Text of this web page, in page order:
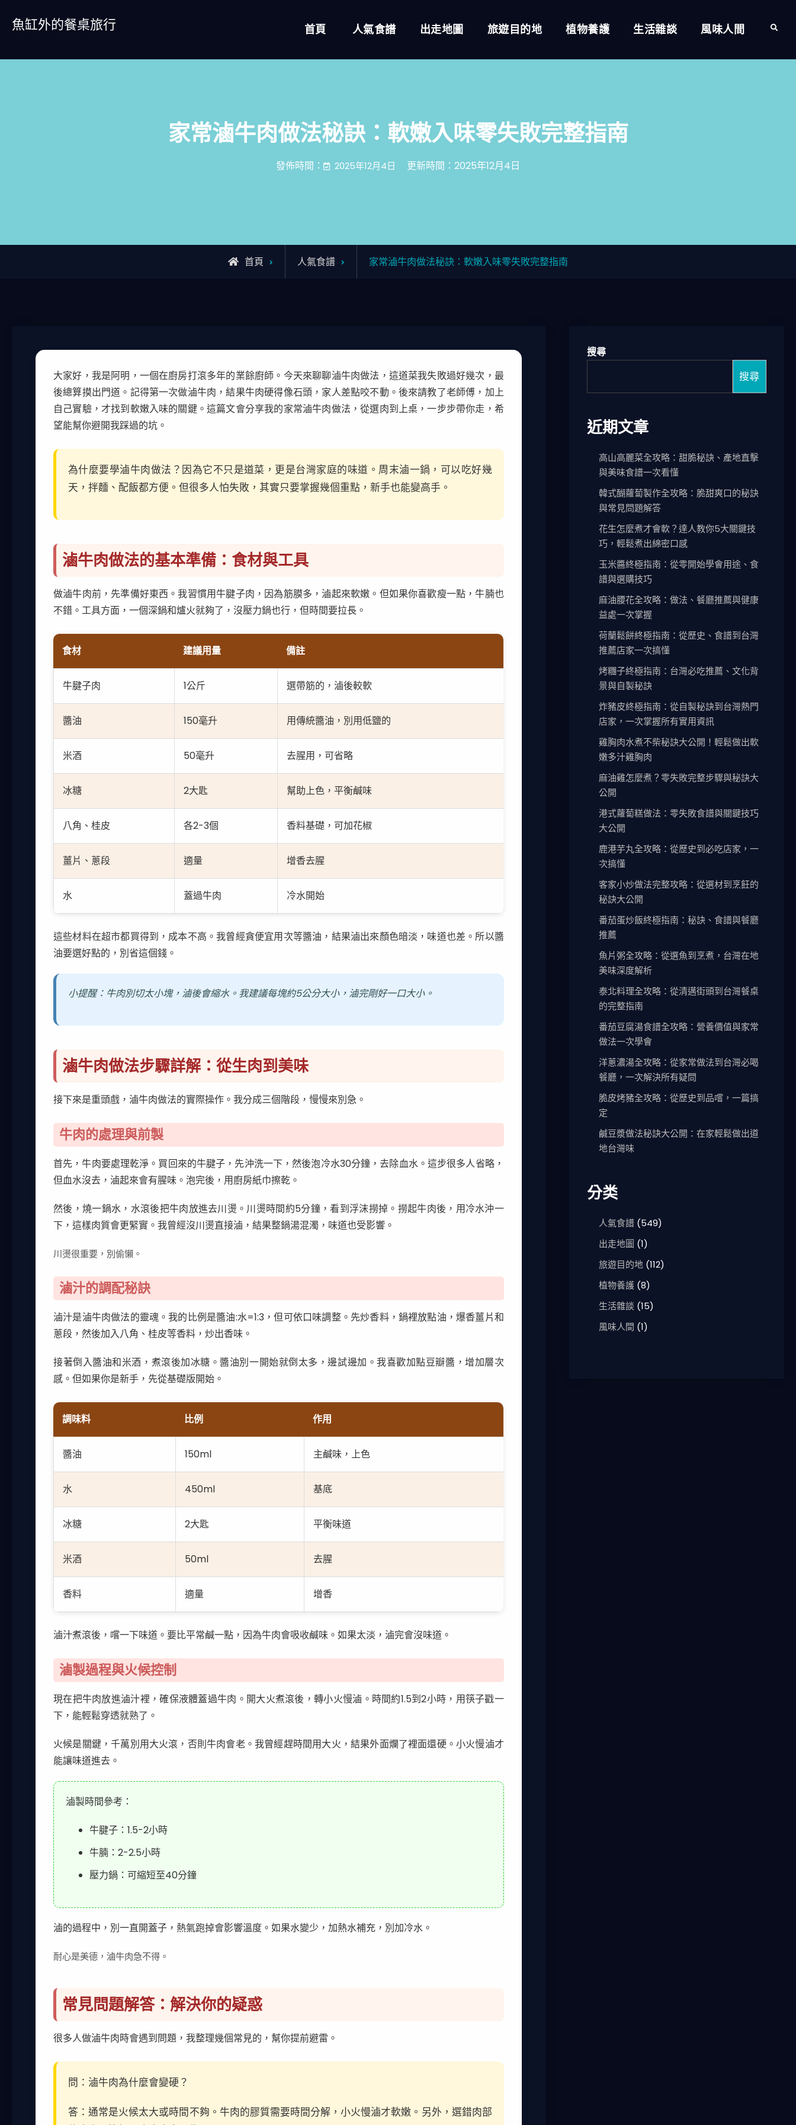
魚缸外的餐桌旅行 首頁 人氣食譜 出走地圖 旅遊目的地 植物養護 生活雜談 風味人間 Search
家常滷牛肉做法秘訣：軟嫩入味零失敗完整指南
發佈時間： 2025年12月4日 更新時間：2025年12月4日
首頁 人氣食譜 家常滷牛肉做法秘訣：軟嫩入味零失敗完整指南
大家好，我是阿明，一個在廚房打滾多年的業餘廚師。今天來聊聊滷牛肉做法，這道菜我失敗過好幾次，最
後總算摸出門道。記得第一次做滷牛肉，結果牛肉硬得像石頭，家人差點咬不動。後來請教了老師傅，加上
自己實驗，才找到軟嫩入味的關鍵。這篇文會分享我的家常滷牛肉做法，從選肉到上桌，一步步帶你走，希
望能幫你避開我踩過的坑。
為什麼要學滷牛肉做法？因為它不只是道菜，更是台灣家庭的味道。周末滷一鍋，可以吃好幾
天，拌麵、配飯都方便。但很多人怕失敗，其實只要掌握幾個重點，新手也能變高手。
滷牛肉做法的基本準備：食材與工具
做滷牛肉前，先準備好東西。我習慣用牛腱子肉，因為筋膜多，滷起來軟嫩。但如果你喜歡瘦一點，牛腩也
不錯。工具方面，一個深鍋和爐火就夠了，沒壓力鍋也行，但時間要拉長。
食材 建議用量 備註
牛腱子肉 1公斤 選帶筋的，滷後較軟
醬油 150毫升 用傳統醬油，別用低鹽的
米酒 50毫升 去腥用，可省略
冰糖 2大匙 幫助上色，平衡鹹味
八角、桂皮 各2-3個 香料基礎，可加花椒
薑片、蔥段 適量 增香去腥
水 蓋過牛肉 冷水開始
這些材料在超市都買得到，成本不高。我曾經貪便宜用次等醬油，結果滷出來顏色暗淡，味道也差。所以醬
油要選好點的，別省這個錢。
小提醒：牛肉別切太小塊，滷後會縮水。我建議每塊約5公分大小，滷完剛好一口大小。
滷牛肉做法步驟詳解：從生肉到美味
接下來是重頭戲，滷牛肉做法的實際操作。我分成三個階段，慢慢來別急。
牛肉的處理與前製
首先，牛肉要處理乾淨。買回來的牛腱子，先沖洗一下，然後泡冷水30分鐘，去除血水。這步很多人省略，
但血水沒去，滷起來會有腥味。泡完後，用廚房紙巾擦乾。
然後，燒一鍋水，水滾後把牛肉放進去川燙。川燙時間約5分鐘，看到浮沫撈掉。撈起牛肉後，用冷水沖一
下，這樣肉質會更緊實。我曾經沒川燙直接滷，結果整鍋湯混濁，味道也受影響。
川燙很重要，別偷懶。
滷汁的調配秘訣
滷汁是滷牛肉做法的靈魂。我的比例是醬油:水=1:3，但可依口味調整。先炒香料，鍋裡放點油，爆香薑片和
蔥段，然後加入八角、桂皮等香料，炒出香味。
接著倒入醬油和米酒，煮滾後加冰糖。醬油別一開始就倒太多，邊試邊加。我喜歡加點豆瓣醬，增加層次
感。但如果你是新手，先從基礎版開始。
調味料 比例 作用
醬油 150ml 主鹹味，上色
水 450ml 基底
冰糖 2大匙 平衡味道
米酒 50ml 去腥
香料 適量 增香
滷汁煮滾後，嚐一下味道。要比平常鹹一點，因為牛肉會吸收鹹味。如果太淡，滷完會沒味道。
滷製過程與火候控制
現在把牛肉放進滷汁裡，確保液體蓋過牛肉。開大火煮滾後，轉小火慢滷。時間約1.5到2小時，用筷子戳一
下，能輕鬆穿透就熟了。
火候是關鍵，千萬別用大火滾，否則牛肉會老。我曾經趕時間用大火，結果外面爛了裡面還硬。小火慢滷才
能讓味道進去。
滷製時間參考：
牛腱子：1.5-2小時
牛腩：2-2.5小時
壓力鍋：可縮短至40分鐘
滷的過程中，別一直開蓋子，熱氣跑掉會影響溫度。如果水變少，加熱水補充，別加冷水。
耐心是美德，滷牛肉急不得。
常見問題解答：解決你的疑惑
很多人做滷牛肉時會遇到問題，我整理幾個常見的，幫你提前避雷。
問：滷牛肉為什麼會變硬？
答：通常是火候太大或時間不夠。牛肉的膠質需要時間分解，小火慢滷才軟嫩。另外，選錯肉部
搜尋
搜尋
近期文章
高山高麗菜全攻略：甜脆秘訣、產地直擊
與美味食譜一次看懂
韓式醐蘿蔔製作全攻略：脆甜爽口的秘訣
與常見問題解答
花生怎麼煮才會軟？達人教你5大關鍵技
巧，輕鬆煮出綿密口感
玉米醬終極指南：從零開始學會用途、食
譜與選購技巧
麻油腰花全攻略：做法、餐廳推薦與健康
益處一次掌握
荷蘭鬆餅終極指南：從歷史、食譜到台灣
推薦店家一次搞懂
烤糰子終極指南：台灣必吃推薦、文化背
景與自製秘訣
炸豬皮終極指南：從自製秘訣到台灣熱門
店家，一次掌握所有實用資訊
雞胸肉水煮不柴秘訣大公開！輕鬆做出軟
嫩多汁雞胸肉
麻油雞怎麼煮？零失敗完整步驟與秘訣大
公開
港式蘿蔔糕做法：零失敗食譜與關鍵技巧
大公開
鹿港芋丸全攻略：從歷史到必吃店家，一
次搞懂
客家小炒做法完整攻略：從選材到烹飪的
秘訣大公開
番茄蛋炒飯終極指南：秘訣、食譜與餐廳
推薦
魚片粥全攻略：從選魚到烹煮，台灣在地
美味深度解析
泰北料理全攻略：從清邁街頭到台灣餐桌
的完整指南
番茄豆腐湯食譜全攻略：營養價值與家常
做法一次學會
洋蔥濃湯全攻略：從家常做法到台灣必喝
餐廳，一次解決所有疑問
脆皮烤豬全攻略：從歷史到品嚐，一篇搞
定
鹹豆漿做法秘訣大公開：在家輕鬆做出道
地台灣味
分类
人氣食譜(549)
出走地圖 (1)
旅遊目的地(112)
植物養護(8)
生活雜談 (15)
風味人間 (1)